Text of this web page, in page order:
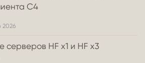
С4
серверов HF x1 и HF x3